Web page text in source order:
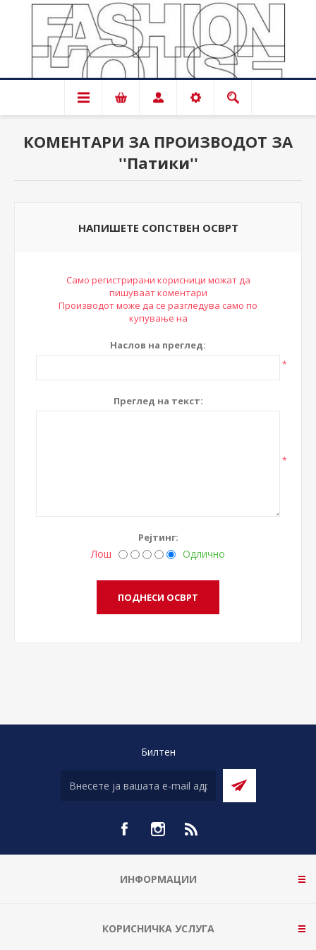
КОМЕНТАРИ ЗА ПРОИЗВОДОТ ЗА
Патики
НАПИШЕТЕ СОПСТВЕН ОСВРТ
Само регистрирани корисници можат да
пишуваат коментари
Производот може да се разгледува само по
купување на
Наслов на преглед:
*
Преглед на текст:
*
Рејтинг:
Лош Одлично
Билтен
ИНФОРМАЦИИ
КОРИСНИЧКА УСЛУГА